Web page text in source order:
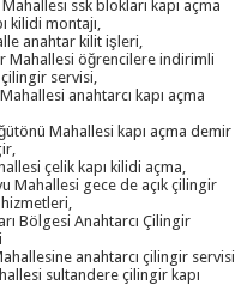
ssk blokları kapı açma
kilidi montajı,
anahtar kilit işleri,
Mahallesi öğrencilere indirimli
servisi,
anahtarcı kapı açma
Mahallesi kapı açma demir
çelik kapı kilidi açma,
Mahallesi gece de açık çilingir
Bölgesi Anahtarcı Çilingir
anahtarcı çilingir servisi,
sultandere çilingir kapı